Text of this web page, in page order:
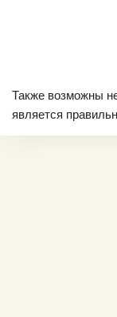
Также возможны
является